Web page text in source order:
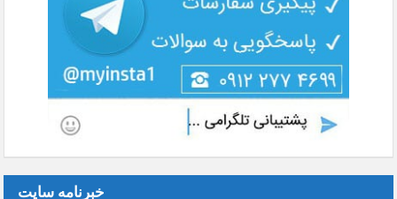
خبرنامه سایت